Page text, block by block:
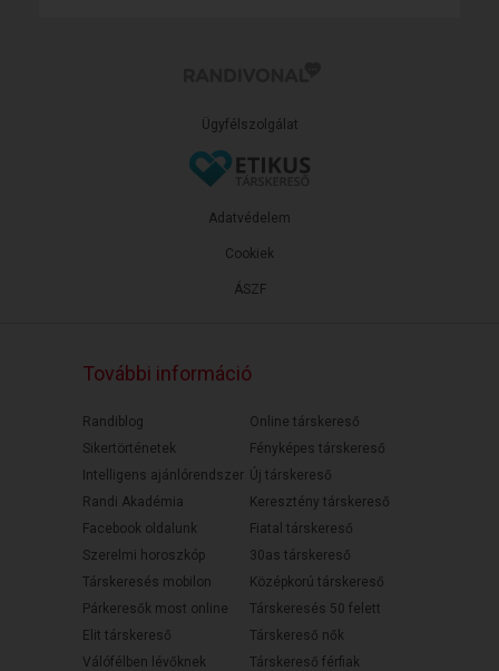
Ügyfélszolgálat
ÁSZF
Adatvédelem
Cookiek
További információ
Randiblog
Sikertörténetek
Intelligens ajánlórendszer
Randi Akadémia
Facebook oldalunk
Szerelmi horoszkóp
Társkeresés mobilon
Párkeresők most online
Elit társkereső
Válófélben lévőknek
Online társkereső
Fényképes társkereső
Új társkereső
Keresztény társkereső
Fiatal társkereső
30as társkereső
Középkorú társkereső
Társkeresés 50 felett
Társkereső nők
Társkereső férfiak